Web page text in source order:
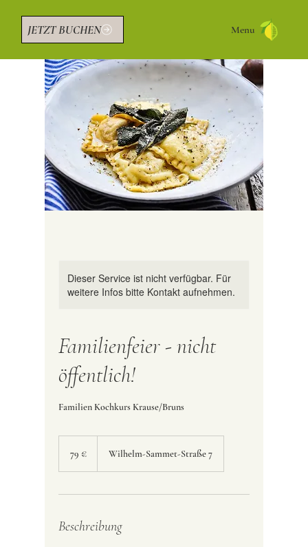
JETZT BUCHEN Menu
Dieser Service ist nicht verfügbar. Für
weitere Infos bitte Kontakt aufnehmen.
Familienfeier - nicht
öffentlich!
Familien Kochkurs Krause/Bruns
79 € Wilhelm-Sammet-Straße 7
Beschreibung